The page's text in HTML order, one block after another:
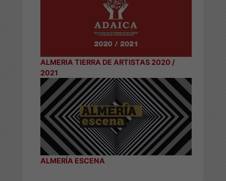
ALMERIA TIERRA DE ARTISTAS 2020 /
2021
ALMERÍA ESCENA